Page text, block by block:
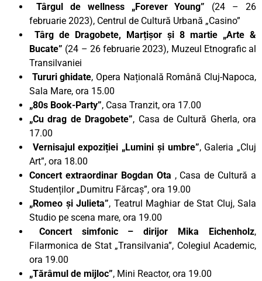
Târgul de wellness „Forever Young” (24 – 26
februarie 2023), Centrul de Cultură Urbană „Casino”
Târg de Dragobete, Marțișor și 8 martie „Arte &
Bucate” (24 – 26 februarie 2023), Muzeul Etnografic al
Transilvaniei
Tururi ghidate, Opera Națională Română Cluj-Napoca,
Sala Mare, ora 15.00
„80s Book-Party”, Casa Tranzit, ora 17.00
„Cu drag de Dragobete”, Casa de Cultură Gherla, ora
17.00
Vernisajul expoziției „Lumini și umbre”, Galeria „Cluj
Art”, ora 18.00
Concert extraordinar Bogdan Ota , Casa de Cultură a
Studenților „Dumitru Fărcaș”, ora 19.00
„Romeo și Julieta”, Teatrul Maghiar de Stat Cluj, Sala
Studio pe scena mare, ora 19.00
Concert simfonic – dirijor Mika Eichenholz,
Filarmonica de Stat „Transilvania”, Colegiul Academic,
ora 19.00
„Tărâmul de mijloc”, Mini Reactor, ora 19.00